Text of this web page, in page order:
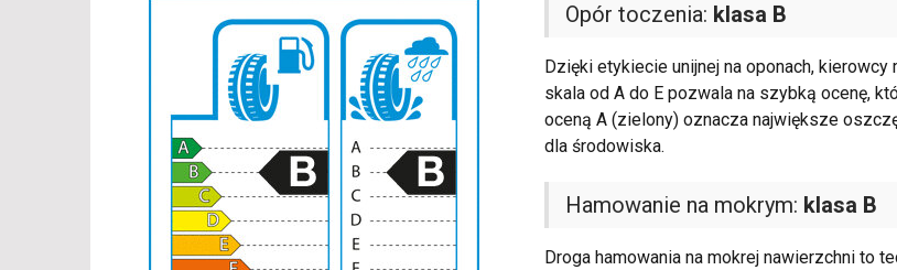
Opór toczenia: klasa B
Dzięki etykiecie unijnej na oponach,
skala od A do E pozwala na szybką ocenę,
oceną A (zielony) oznacza największe
dla środowiska.
Hamowanie na mokrym: klasa B
Droga hamowania na mokrej nawierzchni to